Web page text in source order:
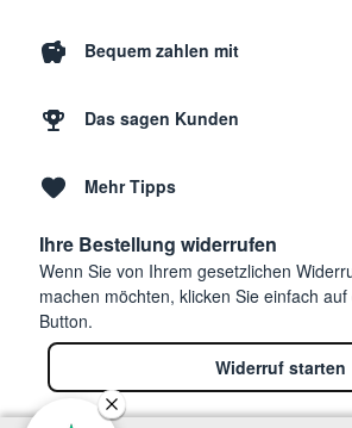
Bequem zahlen mit
Das sagen Kunden
Mehr Tipps
Ihre Bestellung widerrufen
Wenn Sie von Ihrem gesetzlichen
machen möchten, klicken Sie einfach auf
Button.
Widerruf starten